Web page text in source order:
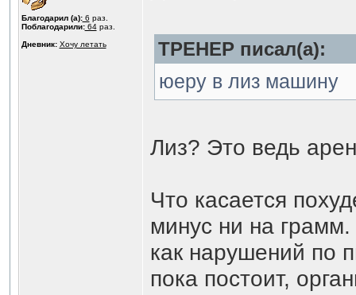
Благодарил (а):6 раз.
Поблагодарили:64раз.
Дневник: Хочу летать ТРЕНЕР писал(а):
юеру в лиз машину
Лиз? Это ведь
Что касается
минус ни на
как нарушений по
пока постоит,